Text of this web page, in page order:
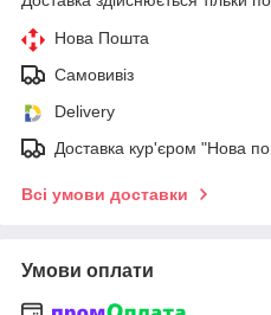
Нова Пошта
Самовивіз
Delivery
Доставка кур'єром "Нова
Всі умови доставки
Умови оплати